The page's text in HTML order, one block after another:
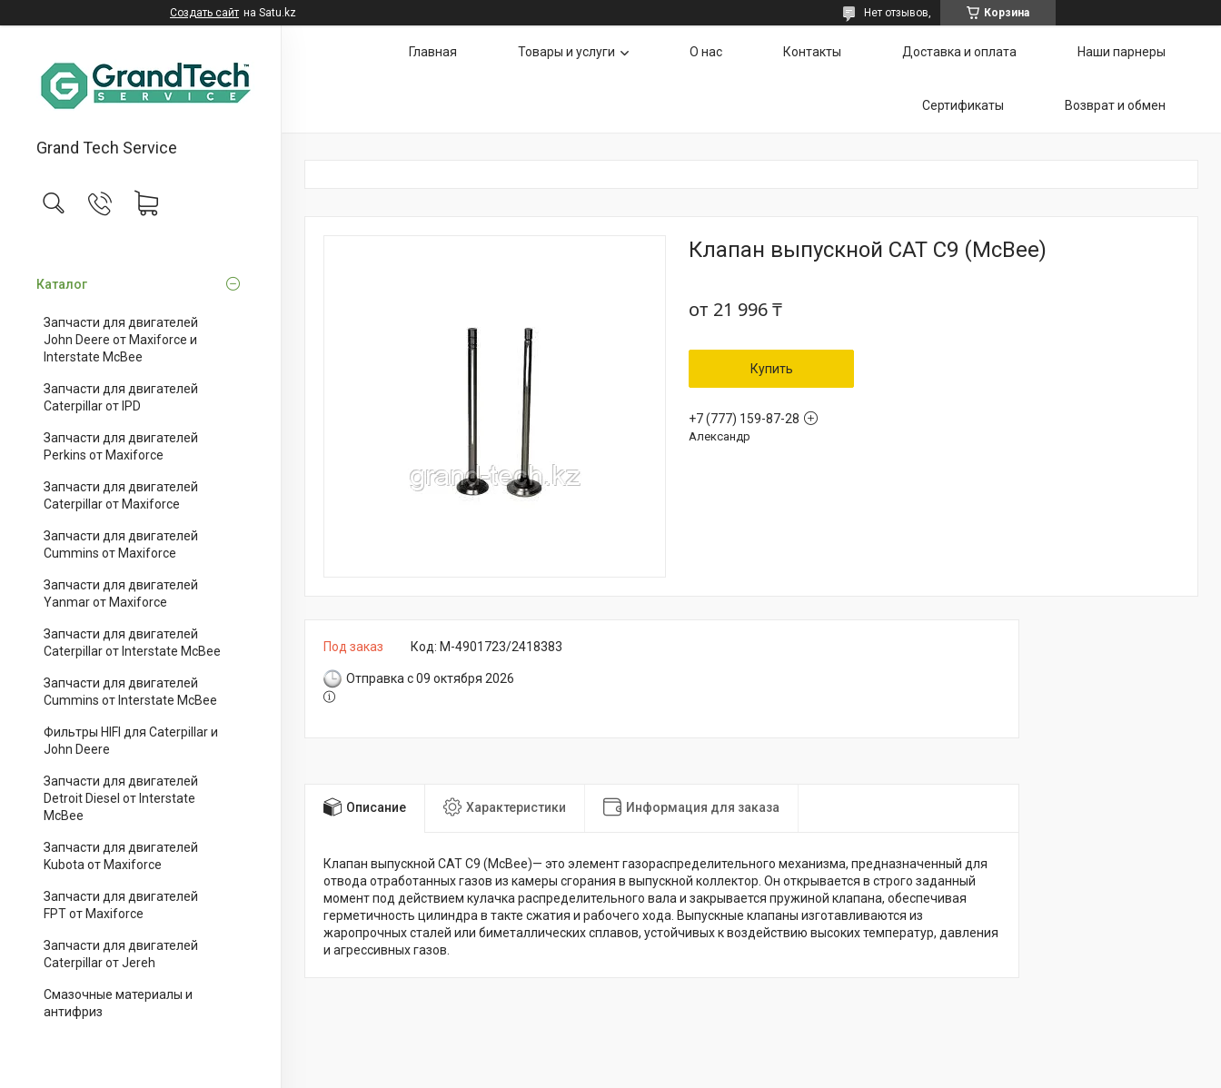
Создать сайт на Satu.kz Корзина
Нет отзывов,
Grand Tech Service
Каталог
Запчасти для двигателей
John Deere от Maxiforce и
Interstate McBee
Запчасти для двигателей
Caterpillar от IPD
Запчасти для двигателей
Perkins от Maxiforce
Запчасти для двигателей
Caterpillar от Maxiforce
Запчасти для двигателей
Cummins от Maxiforce
Запчасти для двигателей
Yanmar от Maxiforce
Запчасти для двигателей
Caterpillar от Interstate McBee
Запчасти для двигателей
Cummins от Interstate McBee
Фильтры HIFI для Caterpillar и
John Deere
Запчасти для двигателей
Detroit Diesel от Interstate
McBee
Запчасти для двигателей
Kubota от Maxiforce
Запчасти для двигателей
FPT от Maxiforce
Запчасти для двигателей
Caterpillar от Jereh
Смазочные материалы и
антифриз
Главная Товары и услуги О нас Контакты Доставка и оплата Наши парнеры
Сертификаты Возврат и обмен
Клапан выпускной CAT C9 (McBee)
от 21 996 ₸
Купить
+7 (777) 159-87-28
Александр
Под заказ Код: M-4901723/2418383
Отправка с 09 октября 2026
Описание Характеристики Информация для заказа
Клапан выпускной CAT C9 (McBee)— это элемент газораспределительного механизма, предназначенный для
отвода отработанных газов из камеры сгорания в выпускной коллектор. Он открывается в строго заданный
момент под действием кулачка распределительного вала и закрывается пружиной клапана, обеспечивая
герметичность цилиндра в такте сжатия и рабочего хода. Выпускные клапаны изготавливаются из
жаропрочных сталей или биметаллических сплавов, устойчивых к воздействию высоких температур, давления
и агрессивных газов.